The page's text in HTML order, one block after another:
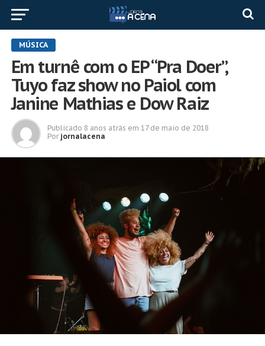
MÚSICA
Em turnê com o EP “Pra Doer”,
Tuyo faz show no Paiol com
Janine Mathias e Dow Raiz
Publicado 8 anos atrás em 17 de maio de 2018
Por jornalacena